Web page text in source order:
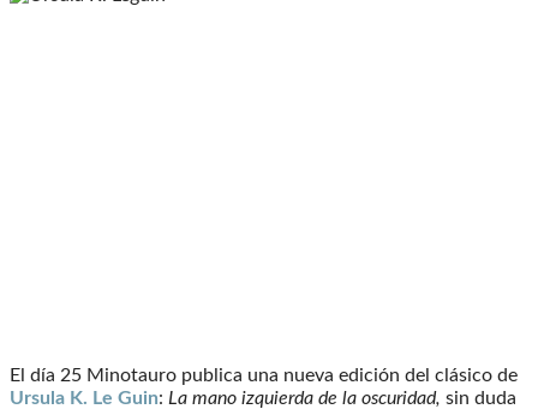
El día 25 Minotauro publica una nueva edición del clásico de
Ursula K. Le Guin: La mano izquierda de la oscuridad, sin duda